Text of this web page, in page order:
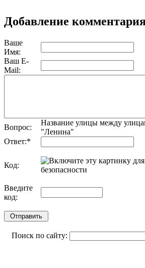
Добавление
Ваше
Имя:
Ваш E-
Mail:
Вопрос:
Название улицы между
"Ленина"
Ответ:*
Код:
Введите
код:
Поиск по сайту: